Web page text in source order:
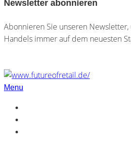
Newsletter abonnieren
Abonnieren Sie unseren
Handels immer auf dem neuesten
Menu